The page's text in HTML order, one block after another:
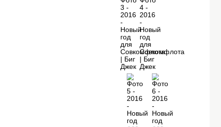
яркие впечатления и оставил в душе
ощущение праздника.